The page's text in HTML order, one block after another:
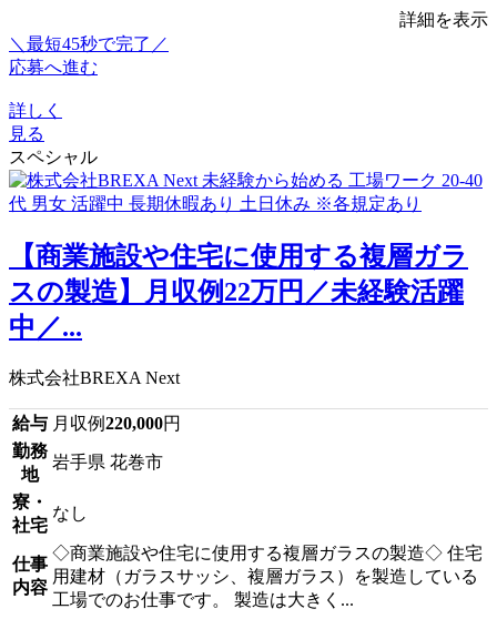
詳細を表示
＼最短45秒で完了／
応募へ進む
詳しく
見る
スペシャル
【商業施設や住宅に使用する複層ガラ
スの製造】月収例22万円／未経験活躍
中／...
株式会社BREXA Next
給与 月収例220,000円
勤務
地
岩手県 花巻市
寮・
社宅
なし
仕事
内容
◇商業施設や住宅に使用する複層ガラスの製造◇ 住宅
用建材（ガラスサッシ、複層ガラス）を製造している
工場でのお仕事です。 製造は大きく...